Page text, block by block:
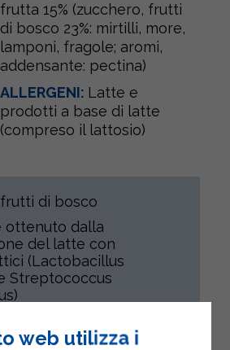
frutta 15% (zucchero, frutti
di bosco 23%: mirtilli, more,
lamponi, fragole; aromi,
addensante: pectina)
ALLERGENI: Latte e
prodotti a base di latte
(compreso il lattosio)
di bosco
ottenuto dalla
del latte con
(Lactobacillus
Streptococcus
in pezzi.
web utilizza i